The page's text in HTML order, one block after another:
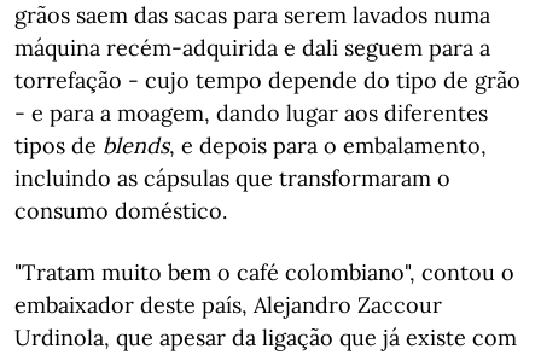
grãos saem das sacas para serem lavados numa
máquina recém-adquirida e dali seguem para a
torrefação - cujo tempo depende do tipo de grão
- e para a moagem, dando lugar aos diferentes
tipos de blends, e depois para o embalamento,
incluindo as cápsulas que transformaram o
consumo doméstico.
"Tratam muito bem o café colombiano", contou o
embaixador deste país, Alejandro Zaccour
Urdinola, que apesar da ligação que já existe com